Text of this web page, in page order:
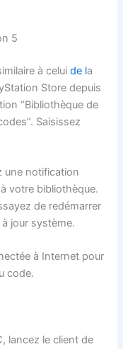
5
à celuide la
Store depuis
“Bibliothèque de
Saisissez
une notification
votre bibliothèque.
de redémarrer
jour système.
à Internet pour
code.
lancez le client de